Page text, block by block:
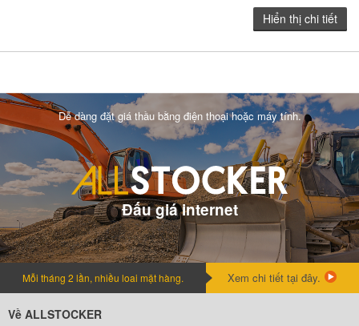
Hiển thị chi tiết
Dễ dàng đặt giá thầu bằng điện thoại hoặc máy tính.
Đấu giá internet
Mỗi tháng 2 lần, nhiều loai mặt hàng. Xem chi tiết tại đây.
Về ALLSTOCKER